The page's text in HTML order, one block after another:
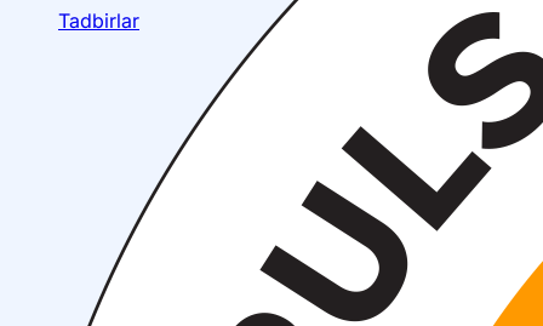
Tadbirlar